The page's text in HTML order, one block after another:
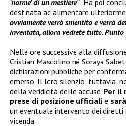
‘norme’ di un mestiere“. Ha poi
destinata ad alimentare
ovviamente verrò smentito e verrà
inventata, allora vedrete tutto. Punto
Nelle ore successive alla
Cristian Mascolino né Soraya
dichiarazioni pubbliche per
emerso. Il loro silenzio, tuttavia,
della veridicità delle accuse. Per il
prese di posizione ufficiali e
un eventuale intervento dei diretti
vicenda.